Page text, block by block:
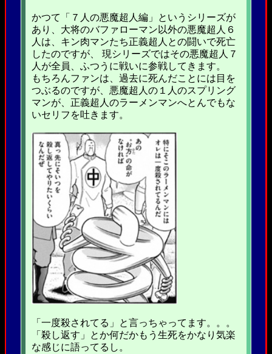
かつて「７人の悪魔超人編」というシリーズが
あり、大将のバファローマン以外の悪魔超人６
人は、キン肉マンたち正義超人との闘いで死亡
したのですが、 現シリーズではその悪魔超人７
人が全員、ふつうに戦いに参戦してきます。
もちろんファンは、過去に死んだことには目を
つぶるのですが、悪魔超人の１人のスプリング
マンが、正義超人のラーメンマンへとんでもな
いセリフを吐きます。
「一度殺されてる」と言っちゃってます。。。
「殺し返す」とか何だかもう生死をかなり気楽
な感じに語ってるし。